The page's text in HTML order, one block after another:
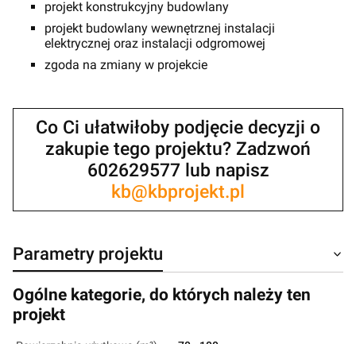
projekt konstrukcyjny budowlany
projekt budowlany wewnętrznej instalacji
elektrycznej oraz instalacji odgromowej
zgoda na zmiany w projekcie
Co Ci ułatwiłoby podjęcie decyzji o
zakupie tego projektu? Zadzwoń
602629577 lub napisz
kb@kbprojekt.pl
Parametry projektu
Ogólne kategorie, do których należy ten
projekt